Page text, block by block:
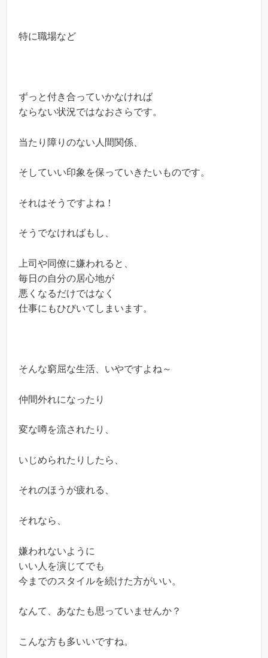
特に職場など
ずっと付き合っていかなければ
ならない状況ではなおさらです。
当たり障りのない人間関係、
そしていい印象を保っていきたいものです。
それはそうですよね！
そうでなければもし、
上司や同僚に嫌われると、
毎日の自分の居心地が
悪くなるだけではなく
仕事にもひびいてしまいます。
そんな窮屈な生活、いやですよね～
仲間外れになったり
変な噂を流されたり、
いじめられたりしたら、
それのほうが疲れる、
それなら、
嫌われないように
いい人を演じてでも
今までのスタイルを続けた方がいい。
なんて、あなたも思っていませんか？
こんな方も多いいですね。